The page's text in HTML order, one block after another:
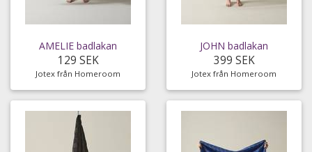
AMELIE badlakan
129 SEK
Jotex från Homeroom
JOHN badlakan
399 SEK
Jotex från Homeroom